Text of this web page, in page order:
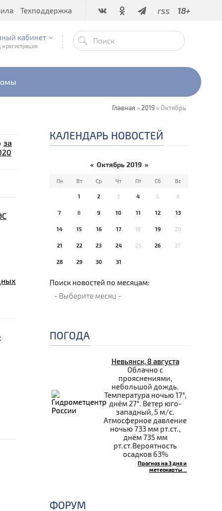
rss 18+
Техподдержка
кабинет
и регистрация
Главная » 2019 » Октябрь
за
КАЛЕНДАРЬ НОВОСТЕЙ
« Октябрь 2019 »
Пн Вт Ср Чт Пт Сб Вс
1 2 3 4 5 6
7 8 9 10 11 12 13
14 15 16 17 18 19 20
21 22 23 24 25 26 27
28 29 30 31
Поиск новостей по месяцам:
ПОГОДА
Невьянск, 8 августа
Облачно с
прояснениями,
небольшой дождь.
Температура ночью 17°,
днём 27°. Ветер юго-
западный, 5 м/с.
Атмосферное давление
ночью 733 мм рт.ст.,
днём 735 мм
рт.ст.Вероятность
осадков 63%
Прогноз на 3 дня и
метеокарты...
ФОРУМ